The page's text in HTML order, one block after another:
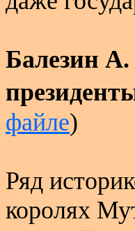
Балезин
файле)
Ряд
королях